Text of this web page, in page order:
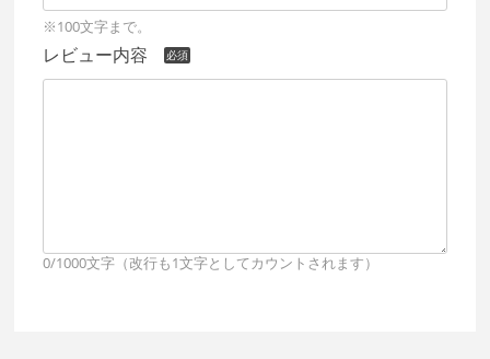
※100文字まで。
レビュー内容
0/1000文字（改行も1文字としてカウントされます）